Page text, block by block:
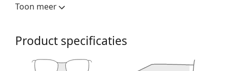
geschikt voor alle glazen, ook voor glazen met een
een hoger draagcomfort. De monturen zijn
pasvorm.
Accessoires
Toon meer
Product specificaties